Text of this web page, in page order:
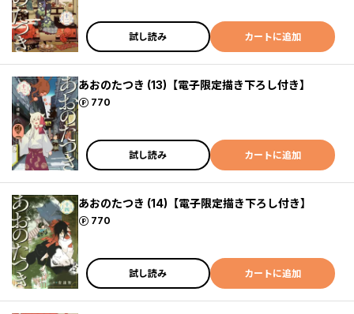
試し読み カートに追加
あおのたつき (13)【電子限定描き下ろし付き】
770
ポイント
試し読み カートに追加
あおのたつき (14)【電子限定描き下ろし付き】
770
ポイント
試し読み カートに追加